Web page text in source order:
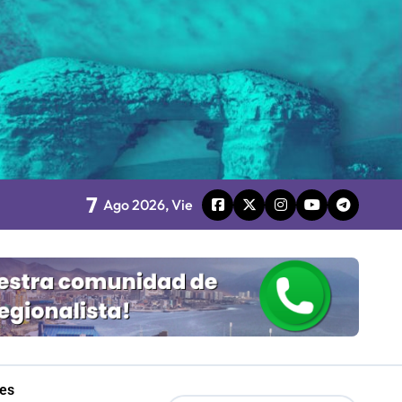
100% estatal
7 Ago 2026, Vie